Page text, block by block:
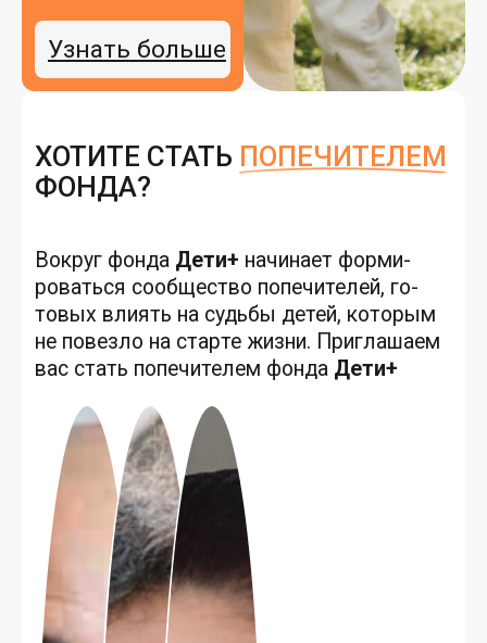
Узнать больше
ХОТИТЕ СТАТЬ ПОПЕЧИТЕЛЕМ
ФОНДА?
Вок­руг фон­да Де­ти+ на­чина­ет фор­ми­
ровать­ся со­об­щес­тво по­печи­телей, го­
товых вли­ять на судь­бы де­тей, ко­торым
не по­вез­ло на стар­те жиз­ни. Приг­ла­ша­ем
вас стать по­печи­телем фон­да Де­ти+